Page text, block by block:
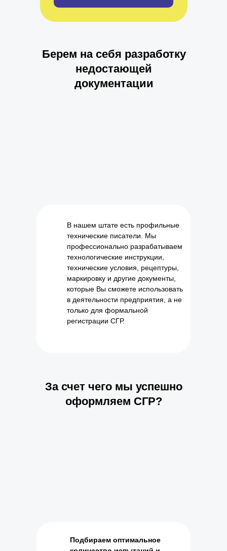
В нашем штате есть профильные
технические писатели. Мы
профессионально разрабатываем
технологические инструкции,
технические условия, рецептуры,
маркировку и другие документы,
которые Вы сможете использовать
в деятельности предприятия, а не
только для формальной
регистрации СГР.
Берем на себя разработку
недостающей
документации
Подбираем оптимальное
За счет чего мы успешно
оформляем СГР?